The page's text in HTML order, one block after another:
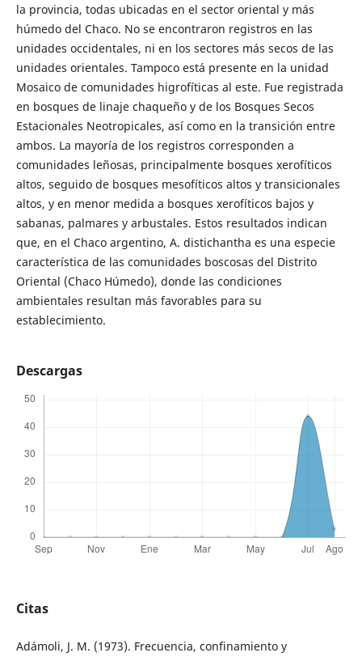
la provincia, todas ubicadas en el sector oriental y más
húmedo del Chaco. No se encontraron registros en las
unidades occidentales, ni en los sectores más secos de las
unidades orientales. Tampoco está presente en la unidad
Mosaico de comunidades higrofíticas al este. Fue registrada
en bosques de linaje chaqueño y de los Bosques Secos
Estacionales Neotropicales, así como en la transición entre
ambos. La mayoría de los registros corresponden a
comunidades leñosas, principalmente bosques xerofíticos
altos, seguido de bosques mesofíticos altos y transicionales
altos, y en menor medida a bosques xerofíticos bajos y
sabanas, palmares y arbustales. Estos resultados indican
que, en el Chaco argentino, A. distichantha es una especie
característica de las comunidades boscosas del Distrito
Oriental (Chaco Húmedo), donde las condiciones
ambientales resultan más favorables para su
establecimiento.
Descargas
Citas
Adámoli, J. M. (1973). Frecuencia, confinamiento y